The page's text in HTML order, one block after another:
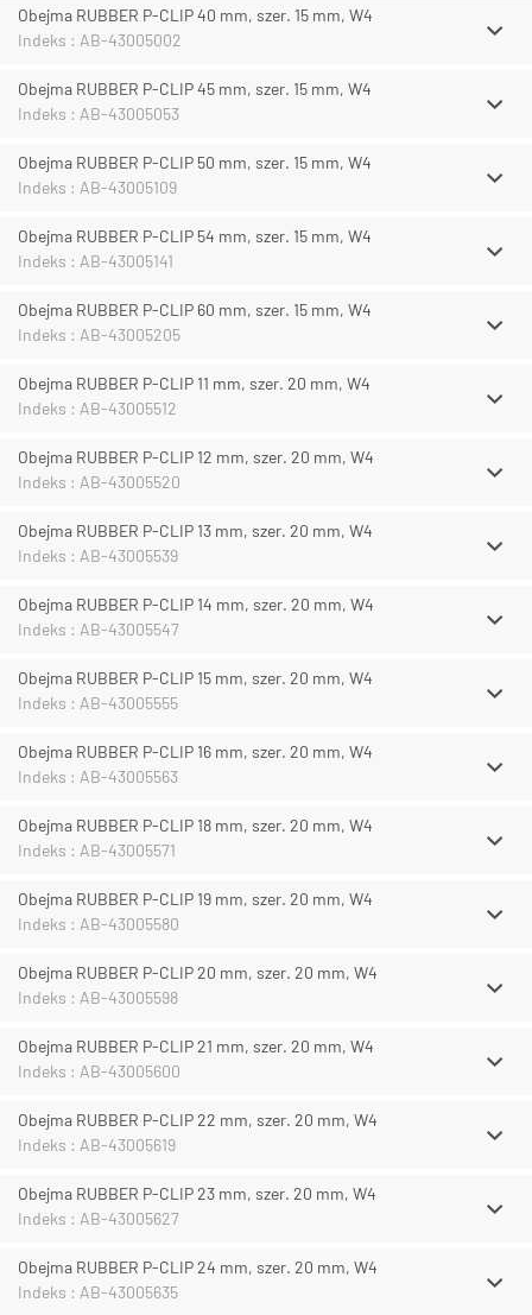
Obejma RUBBER P-CLIP 40 mm, szer. 15 mm, W4
Indeks : AB-43005002
Obejma RUBBER P-CLIP 45 mm, szer. 15 mm, W4
Indeks : AB-43005053
Obejma RUBBER P-CLIP 50 mm, szer. 15 mm, W4
Indeks : AB-43005109
Obejma RUBBER P-CLIP 54 mm, szer. 15 mm, W4
Indeks : AB-43005141
Obejma RUBBER P-CLIP 60 mm, szer. 15 mm, W4
Indeks : AB-43005205
Obejma RUBBER P-CLIP 11 mm, szer. 20 mm, W4
Indeks : AB-43005512
Obejma RUBBER P-CLIP 12 mm, szer. 20 mm, W4
Indeks : AB-43005520
Obejma RUBBER P-CLIP 13 mm, szer. 20 mm, W4
Indeks : AB-43005539
Obejma RUBBER P-CLIP 14 mm, szer. 20 mm, W4
Indeks : AB-43005547
Obejma RUBBER P-CLIP 15 mm, szer. 20 mm, W4
Indeks : AB-43005555
Obejma RUBBER P-CLIP 16 mm, szer. 20 mm, W4
Indeks : AB-43005563
Obejma RUBBER P-CLIP 18 mm, szer. 20 mm, W4
Indeks : AB-43005571
Obejma RUBBER P-CLIP 19 mm, szer. 20 mm, W4
Indeks : AB-43005580
Obejma RUBBER P-CLIP 20 mm, szer. 20 mm, W4
Indeks : AB-43005598
Obejma RUBBER P-CLIP 21 mm, szer. 20 mm, W4
Indeks : AB-43005600
Obejma RUBBER P-CLIP 22 mm, szer. 20 mm, W4
Indeks : AB-43005619
Obejma RUBBER P-CLIP 23 mm, szer. 20 mm, W4
Indeks : AB-43005627
Obejma RUBBER P-CLIP 24 mm, szer. 20 mm, W4
Indeks : AB-43005635